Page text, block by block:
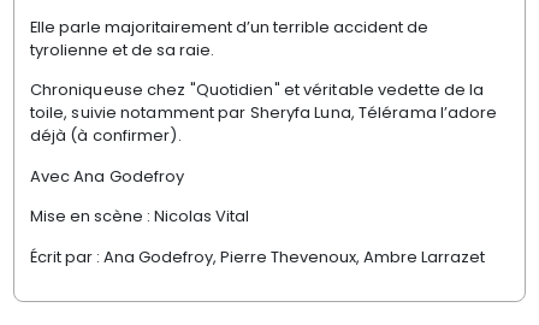
Elle parle majoritairement d’un terrible accident de
tyrolienne et de sa raie.
Chroniqueuse chez "Quotidien" et véritable vedette de la
toile, suivie notamment par Sheryfa Luna, Télérama l’adore
déjà (à confirmer).
Avec Ana Godefroy
Mise en scène : Nicolas Vital
Écrit par : Ana Godefroy, Pierre Thevenoux, Ambre Larrazet